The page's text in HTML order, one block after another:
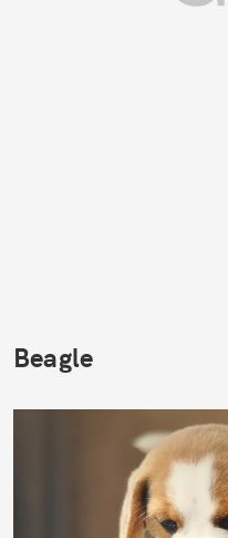
Beagle